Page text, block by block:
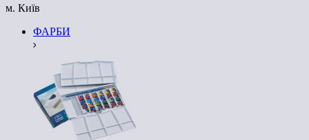
м. Київ
ФАРБИ